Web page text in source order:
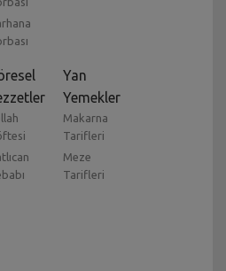
Yan
Yemekler
Makarna
Tarifleri
Meze
Tarifleri